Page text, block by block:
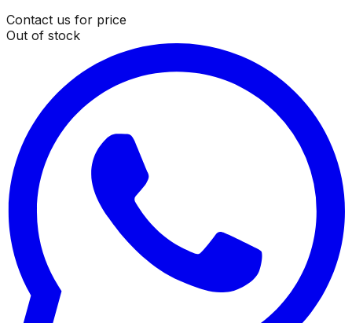
Contact us for price
Out of stock